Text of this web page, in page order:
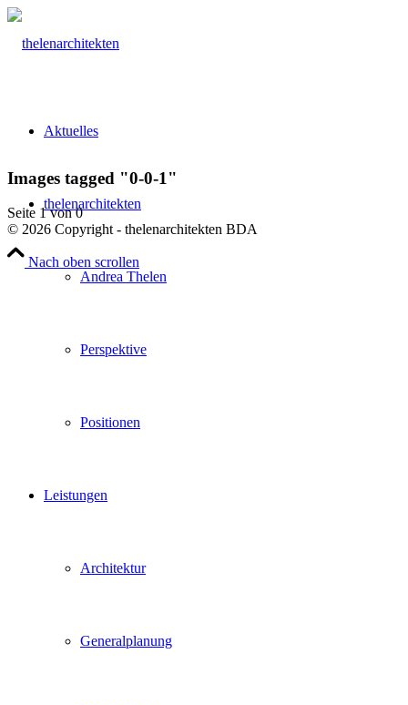
Aktuelles
thelenarchitekten
Andrea Thelen
Perspektive
Positionen
Leistungen
Architektur
Generalplanung
Images tagged "0-0-1"
Seite 1 von 0
© 2026 Copyright - thelenarchitekten BDA
Nach oben scrollen